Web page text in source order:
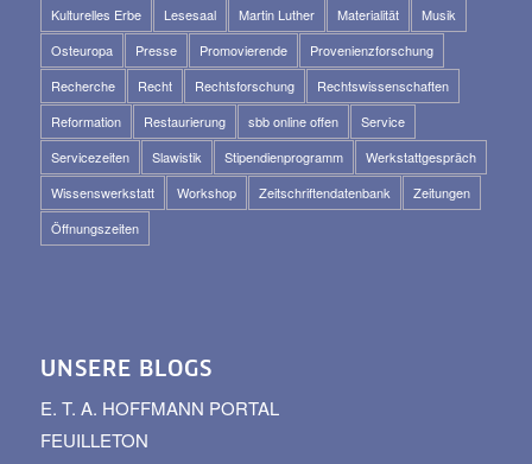
Kulturelles Erbe
Lesesaal Martin Luther Materialität
Musik
Osteuropa
Presse Promovierende
Provenienzforschung
Recherche
Recht Rechtsforschung
Rechtswissenschaften
Reformation
Restaurierung sbb online offen
Service
Servicezeiten
Slawistik Stipendienprogramm
Werkstattgespräch
Wissenswerkstatt
Workshop Zeitschriftendatenbank
Zeitungen
Öffnungszeiten
UNSERE BLOGS
E. T. A. HOFFMANN PORTAL
FEUILLETON